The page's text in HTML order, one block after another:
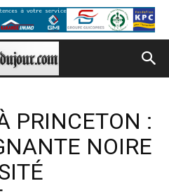
PRINCETON :
NOIRE